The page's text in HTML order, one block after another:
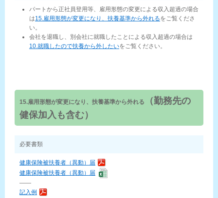
パートから正社員登用等、雇用形態の変更による収入超過の場合
は15.雇用形態が変更になり、扶養基準から外れるをご覧くださ
い。
会社を退職し、別会社に就職したことによる収入超過の場合は
10.就職したので扶養から外したいをご覧ください。
15.雇用形態が変更になり、扶養基準から外れる
（勤務先の
健保加入も含む）
必要書類
健康保険被扶養者（異動）届
健康保険被扶養者（異動）届
——
記入例